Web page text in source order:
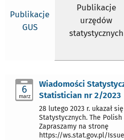
Publikacje
GUS
Publikacje
urzędów
statystycznych
6
marz
Wiadomości
Statistician nr 2/2023
28 lutego 2023 r. ukazał
Statystycznych. The
Zapraszamy na stronę
https://ws.stat.gov.pl/